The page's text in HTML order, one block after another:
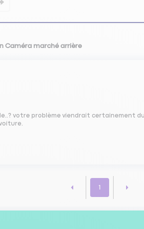
Caméra marché arrière
votre problème viendrait certainement
1